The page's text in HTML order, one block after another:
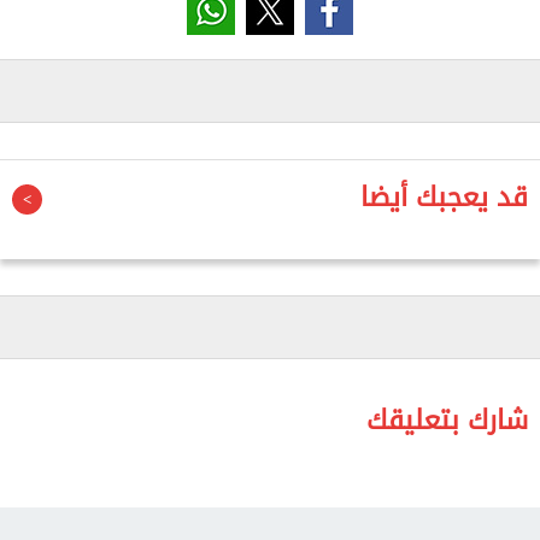
تساهم فيها باسم الشعب رئيس الجمهورية.
دورًا هامًا، خصوصًا في برنامج الطروحات، بالإضافة إلى
قدر يحط لوحدة الشركات المملوكة للدولة دور مهم جدًا
وقرارتها ملزمة في إعادة هيكلة الشركات وإنها هتدي
دور مهم جدًا لبرنامج الطروحات».
30 شركة حكومية على شاشات التداول
وأشار إلى أن الوحدة منذ انطلاقها في يناير 2026،
وضعت 16 شركة تابعة للشركات القابضة بقطاع الأعمال
قد يعجبك أيضا
شارك بتعليقك